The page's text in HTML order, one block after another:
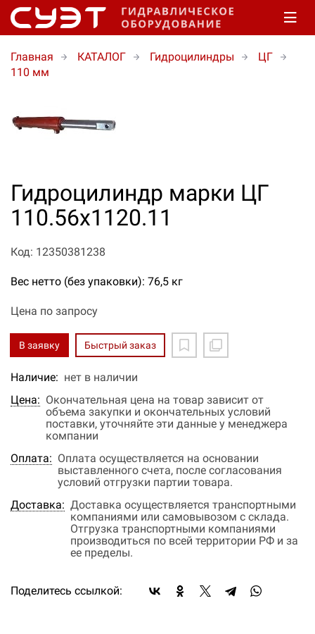
Главная КАТАЛОГ Гидроцилиндры
ЦГ
110 мм
Гидроцилиндр марки ЦГ
110.56х1120.11
Код: 12350381238
Вес нетто (без упаковки): 76,5 кг
Цена по запросу
В заявку Быстрый заказ
Наличие: нет в наличии
Цена: Окончательная цена на товар зависит от
объема закупки и окончательных условий
поставки, уточняйте эти данные у менеджера
компании
Оплата: Оплата осуществляется на основании
выставленного счета, после согласования
условий отгрузки партии товара.
Доставка: Доставка осуществляется транспортными
компаниями или самовывозом с склада.
Отгрузка транспортными компаниями
производиться по всей территории РФ и за
ее пределы.
Поделитесь ссылкой: